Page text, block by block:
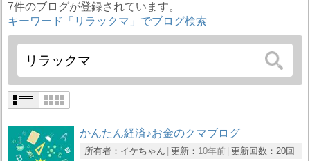
7件のブログが登録されています。
キーワード「リラックマ」でブログ検索
かんたん経済♪お金のクマブログ
所有者： イケちゃん 更新： 10年前 更新回数： 20回